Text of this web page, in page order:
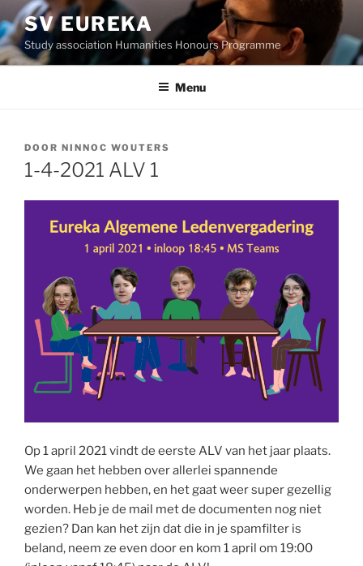
naar
de
inhoud
SV EUREKA
Study association Humanities Honours Programme
Menu
GEPLAATST
OP
DOOR NINNOC WOUTERS
1-4-2021 ALV 1
Op 1 april 2021 vindt de eerste ALV van het jaar plaats.
We gaan het hebben over allerlei spannende
onderwerpen hebben, en het gaat weer super gezellig
worden. Heb je de mail met de documenten nog niet
gezien? Dan kan het zijn dat die in je spamfilter is
beland, neem ze even door en kom 1 april om 19:00